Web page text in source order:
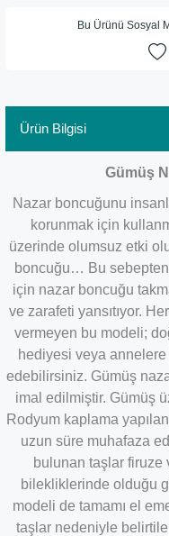
Bu Ürünü Sosyal
Ürün Bilgisi
Gümüş
Nazar boncuğunu
korunmak için
üzerinde olumsuz etki
boncuğu… Bu
için nazar boncuğu
ve zarafeti yansıtıyor.
vermeyen bu modeli;
hediyesi veya
edebilirsiniz. Gümüş
imal edilmiştir. Gümüş
Rodyum kaplama
uzun süre muhafaza
bulunan taşlar firuze
bilekliklerinde olduğu
modeli de tamamı el
taşlar nedeniyle